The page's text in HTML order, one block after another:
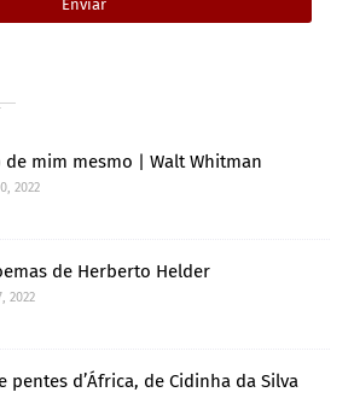
de mim mesmo | Walt Whitman
2022
de Herberto Helder
2022
pentes d’África, de Cidinha da Silva